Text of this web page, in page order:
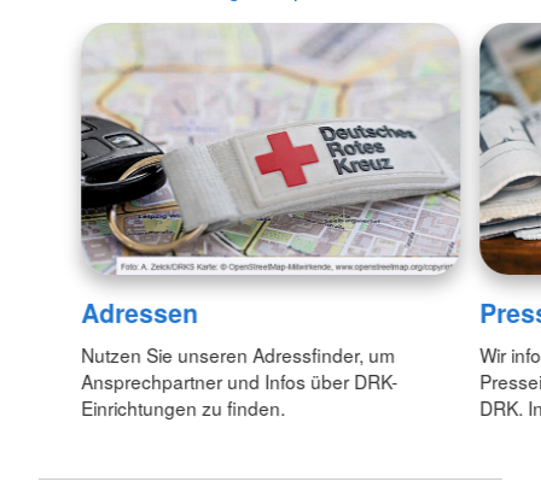
Adressen
Nutzen Sie unseren Adressfinder, um
Ansprechpartner und Infos über DRK-
Einrichtungen zu finden.
Wir
DRK.